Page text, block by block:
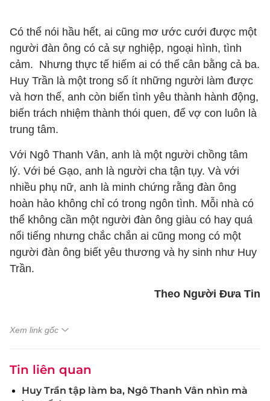
Có thể nói hầu hết, ai cũng mơ ước cưới được một
người đàn ông có cả sự nghiệp, ngoại hình, tình
cảm. Nhưng thực tế hiếm ai có thể cân bằng cả ba.
Huy Trần là một trong số ít những người làm được
và hơn thế, anh còn biến tình yêu thành hành động,
biến trách nhiệm thành thói quen, để vợ con luôn là
trung tâm.
Với Ngô Thanh Vân, anh là một người chồng tâm
lý. Với bé Gạo, anh là người cha tận tụy. Và với
nhiều phụ nữ, anh là minh chứng rằng đàn ông
hoàn hảo không chỉ có trong ngôn tình. Mỗi nhà có
thể không cần một người đàn ông giàu có hay quá
nổi tiếng nhưng chắc chắn ai cũng mong có một
người đàn ông biết yêu thương và hy sinh như Huy
Trần.
Theo Người Đưa Tin
Xem link gốc
Tin liên quan
Huy Trần tập làm ba, Ngô Thanh Vân nhìn mà